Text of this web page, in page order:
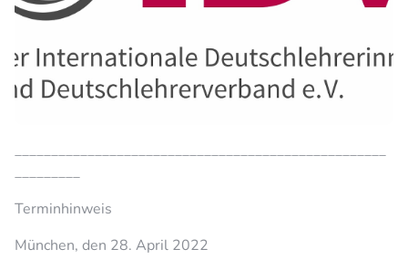
___________________________________________________
_________
Terminhinweis
München, den 28. April 2022